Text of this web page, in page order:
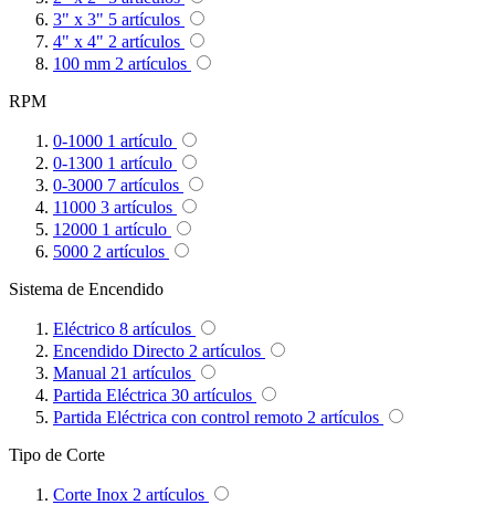
3" x 3" 5 artículos
4" x 4" 2 artículos
100 mm 2 artículos
RPM
0-1000 1 artículo
0-1300 1 artículo
0-3000 7 artículos
11000 3 artículos
12000 1 artículo
5000 2 artículos
Sistema de Encendido
Eléctrico 8 artículos
Encendido Directo 2 artículos
Manual 21 artículos
Partida Eléctrica 30 artículos
Partida Eléctrica con control remoto 2 artículos
Tipo de Corte
Corte Inox 2 artículos